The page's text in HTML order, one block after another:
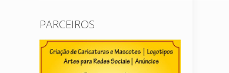
PARCEIROS